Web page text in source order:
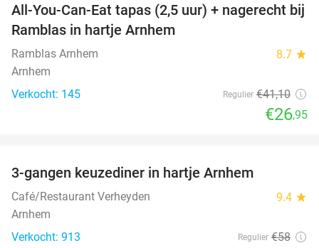
34%
All-You-Can-Eat tapas (2,5 uur) + nagerecht bij
Ramblas in hartje Arnhem
Ramblas Arnhem 8.7 star
Arnhem
Verkocht: 145
Regulier €41,10
€26,95
3-gangen keuzediner in hartje Arnhem
Café/Restaurant Verheyden 9.4 star
Arnhem
Verkocht: 913
Regulier €58